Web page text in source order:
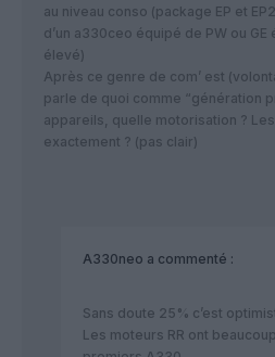
au niveau conso (package EP et
d’un a330ceo équipé de PW ou
élevé)
Après ce genre de com’ est
parle de quoi comme “génération
appareils, quelle motorisation ?
exactement ? (pas clair)
A330neo a commenté :
Sans doute 25% c’est
Les moteurs RR ont